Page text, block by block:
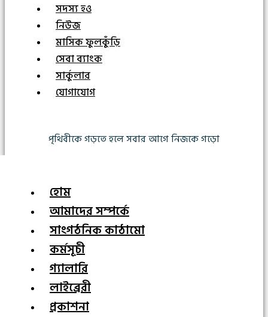
সদস্য হও
নিউজ
মাসিক ফুলকুঁড়ি
সেবা ব্যাংক
সার্কুলার
যোগাযোগ
পৃথিবীকে গড়তে হলে সবার আগে নিজকে গড়ো
হোম
আমাদের সম্পর্কে
সাংগঠনিক কাঠামো
কর্মসূচী
গ্যালারি
লাইব্রেরী
প্রকাশনা